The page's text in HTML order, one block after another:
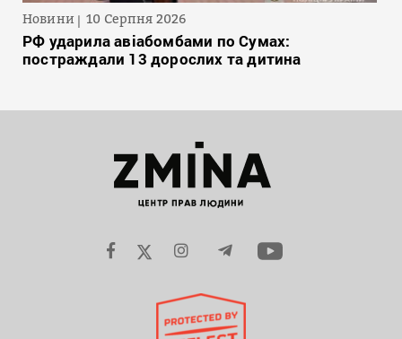
Новини 10 Серпня 2026
РФ ударила авіабомбами по Сумах:
постраждали 13 дорослих та дитина